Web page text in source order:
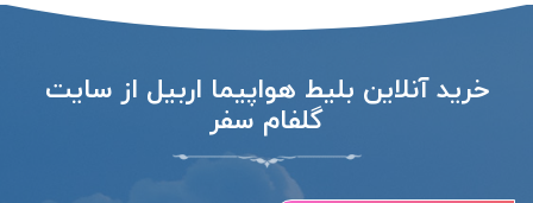
خرید آنلاین بلیط هواپیما اربیل از سایت
گلفام سفر